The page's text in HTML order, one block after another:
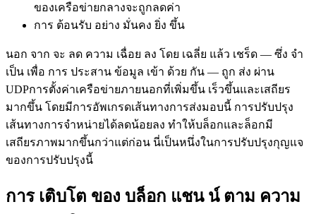
ของเครือข่ายกลางจะถูกลดค่า
การ ต้อนรับ อย่าง มั่นคง ยิ่ง ขึ้น
นอก จาก จะ ลด ความ เฉื่อย ลง โดย เฉลี่ย แล้ว เชร็ด — ซึ่ง จํา
เป็น เพื่อ การ ประสาน ข้อมูล เข้า ด้วย กัน — ถูก ส่ง ผ่าน
UDPการตั้งค่าเครือข่ายภายนอกที่เพิ่มขึ้น เร็วขึ้นและเสถียร
มากขึ้น โดยมีการอัพเกรดเส้นทางการส่งมอบนี้ การปรับปรุง
เส้นทางการจําหน่ายได้ลดน้อยลง ทําให้บล็อกและล็อกมี
เสถียรภาพมากขึ้นกว่าแต่ก่อน นี่เป็นหนึ่งในการปรับปรุงกุญแจ
ของการปรับปรุงนี้
การ เติบโต ของ บล็อก แชน น์ ตาม ความ